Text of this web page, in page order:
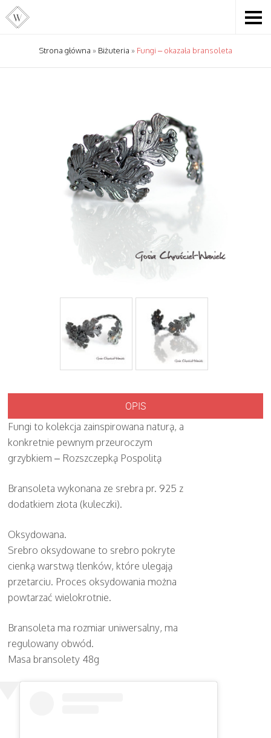
Strona główna » Biżuteria » Fungi – okazała bransoleta
OPIS
Fungi to kolekcja zainspirowana naturą, a
konkretnie pewnym przeuroczym
grzybkiem – Rozszczepką Pospolitą
Bransoleta wykonana ze srebra pr. 925 z
dodatkiem złota (kuleczki).
Oksydowana.
Srebro oksydowane to srebro pokryte
cienką warstwą tlenków, które ulegają
przetarciu. Proces oksydowania można
powtarzać wielokrotnie.
Bransoleta ma rozmiar uniwersalny, ma
regulowany obwód.
Masa bransolety 48g